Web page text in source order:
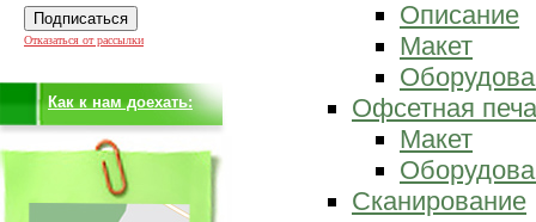
Отказаться от рассылки
Как к нам доехать:
Описание
Макет
Офсетная
Макет
Сканирование